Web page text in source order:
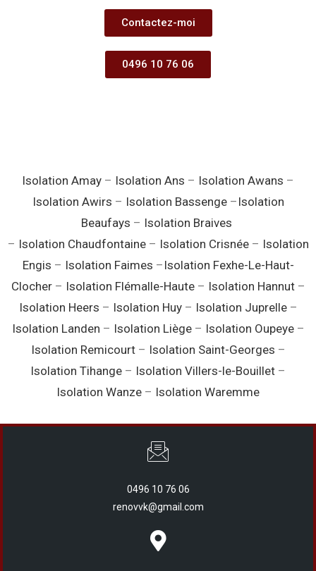
Contactez-moi
0496 10 76 06
Isolation Amay – Isolation Ans – Isolation Awans –
Isolation Awirs – Isolation Bassenge– Isolation
Beaufays – Isolation Braives
– Isolation Chaudfontaine– Isolation Crisnée– Isolation
Engis – Isolation Faimes – Isolation Fexhe-Le-Haut-
Clocher– Isolation Flémalle-Haute– Isolation Hannut–
Isolation Heers – Isolation Huy– Isolation Juprelle–
Isolation Landen – Isolation Liège– Isolation Oupeye–
Isolation Remicourt– Isolation Saint-Georges –
Isolation Tihange – Isolation Villers-le-Bouillet –
Isolation Wanze – Isolation Waremme
0496 10 76 06
renovvk@gmail.com